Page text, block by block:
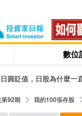
數位
日圓貶值，日股為什麼一
92期 我的100張存股